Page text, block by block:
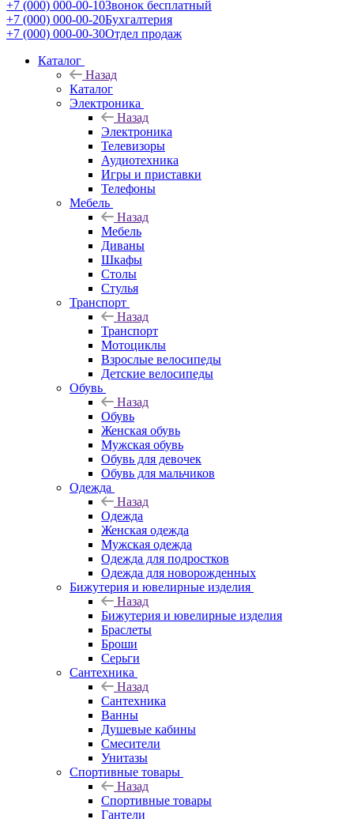
+7 (000) 000-00-10Звонок бесплатный
+7 (000) 000-00-20Бухгалтерия
+7 (000) 000-00-30Отдел продаж
Каталог
Назад
Каталог
Электроника
Назад
Электроника
Телевизоры
Аудиотехника
Игры и приставки
Телефоны
Мебель
Назад
Мебель
Диваны
Шкафы
Столы
Стулья
Транспорт
Назад
Транспорт
Мотоциклы
Взрослые велосипеды
Детские велосипеды
Обувь
Назад
Обувь
Женская обувь
Мужская обувь
Обувь для девочек
Обувь для мальчиков
Одежда
Назад
Одежда
Женская одежда
Мужская одежда
Одежда для подростков
Одежда для новорожденных
Бижутерия и ювелирные изделия
Назад
Бижутерия и ювелирные изделия
Браслеты
Броши
Серьги
Сантехника
Назад
Сантехника
Ванны
Душевые кабины
Смесители
Унитазы
Спортивные товары
Назад
Спортивные товары
Гантели